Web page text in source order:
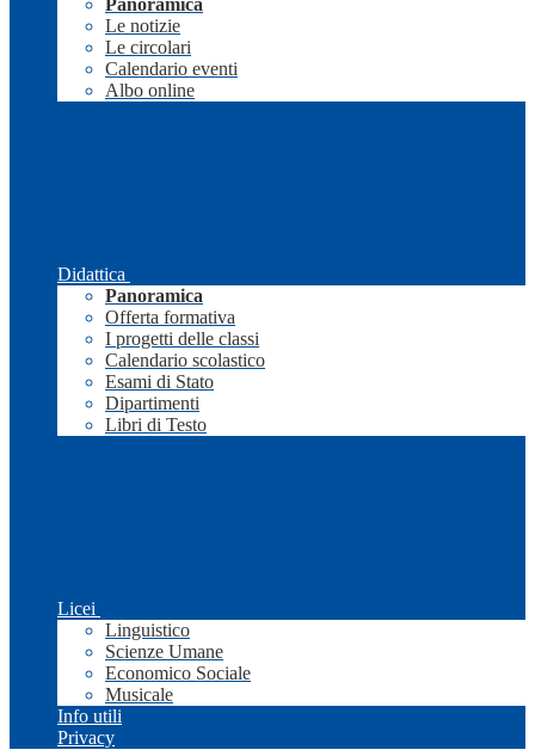
Panoramica
Le notizie
Le circolari
Calendario eventi
Albo online
Didattica
Panoramica
Offerta formativa
I progetti delle classi
Calendario scolastico
Esami di Stato
Dipartimenti
Libri di Testo
Licei
Linguistico
Scienze Umane
Economico Sociale
Musicale
Info utili
Privacy